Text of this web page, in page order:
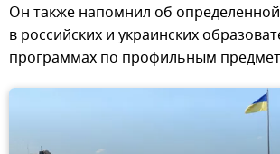
Он также напомнил об
в российских и украинских
программах по профильным